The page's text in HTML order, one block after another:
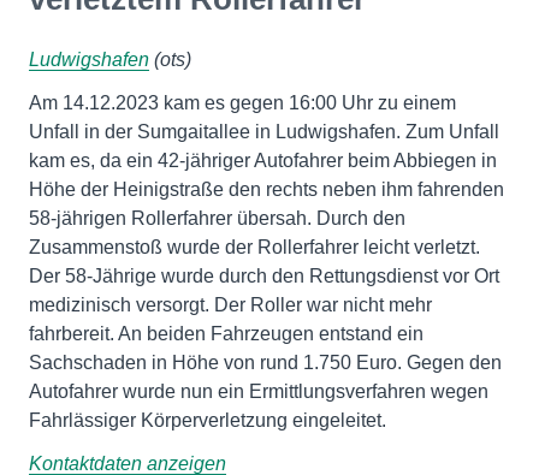
Ludwigshafen (ots)
Am 14.12.2023 kam es gegen 16:00 Uhr zu einem
Unfall in der Sumgaitallee in Ludwigshafen. Zum Unfall
kam es, da ein 42-jähriger Autofahrer beim Abbiegen in
Höhe der Heinigstraße den rechts neben ihm fahrenden
58-jährigen Rollerfahrer übersah. Durch den
Zusammenstoß wurde der Rollerfahrer leicht verletzt.
Der 58-Jährige wurde durch den Rettungsdienst vor Ort
medizinisch versorgt. Der Roller war nicht mehr
fahrbereit. An beiden Fahrzeugen entstand ein
Sachschaden in Höhe von rund 1.750 Euro. Gegen den
Autofahrer wurde nun ein Ermittlungsverfahren wegen
Fahrlässiger Körperverletzung eingeleitet.
Kontaktdaten anzeigen